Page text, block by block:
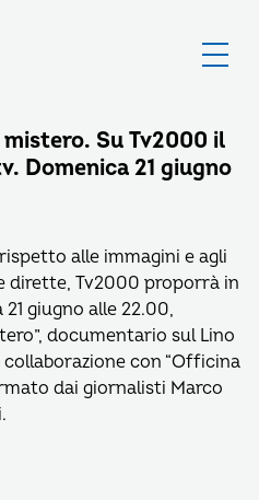
Su Tv2000 il
Domenica 21 giugno
alle immagini e agli
Tv2000 proporrà in
giugno alle 22.00,
documentario sul Lino
con “Officina
dai giornalisti Marco